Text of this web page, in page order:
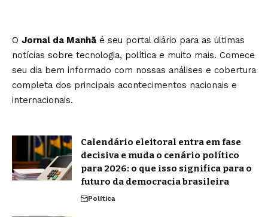
O Jornal da Manhã é seu portal diário para as últimas
notícias sobre tecnologia, política e muito mais. Comece
seu dia bem informado com nossas análises e cobertura
completa dos principais acontecimentos nacionais e
internacionais.
Calendário eleitoral entra em fase
decisiva e muda o cenário político
para 2026: o que isso significa para o
futuro da democracia brasileira
Política